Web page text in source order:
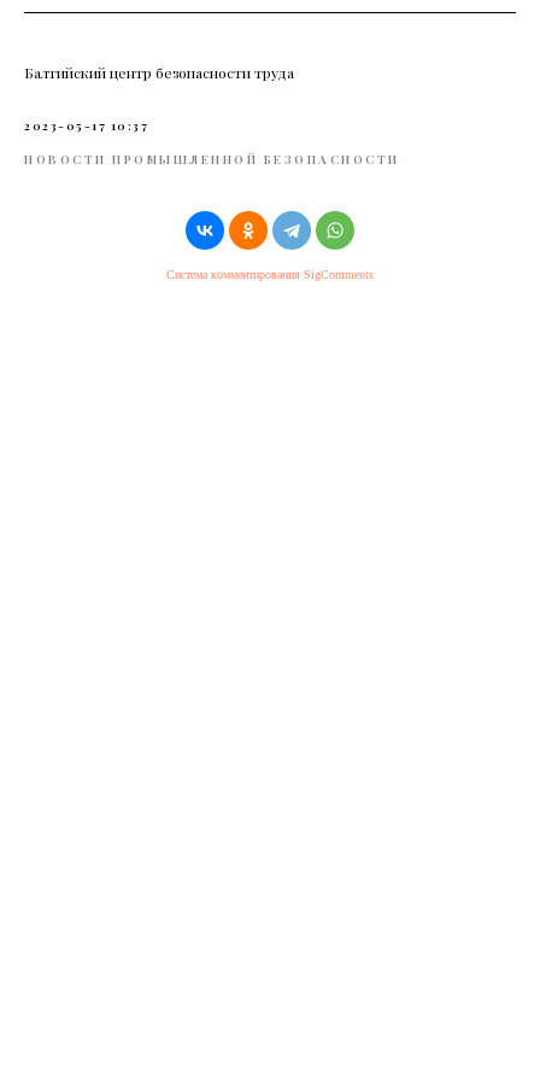
Балтийский центр безопасности труда
2023-05-17 10:37
НОВОСТИ ПРОМЫШЛЕННОЙ БЕЗОПАСНОСТИ
Система комментирования SigComments